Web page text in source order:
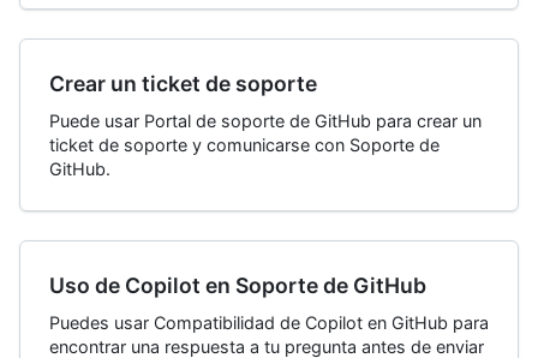
Crear un ticket de soporte
Puede usar Portal de soporte de GitHub para crear un
ticket de soporte y comunicarse con Soporte de
GitHub.
Uso de Copilot en Soporte de GitHub
Puedes usar Compatibilidad de Copilot en GitHub para
encontrar una respuesta a tu pregunta antes de enviar